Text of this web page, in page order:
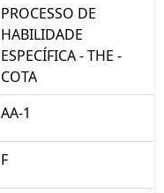
PROCESSO DE
HABILIDADE
ESPECÍFICA - THE -
COTA
AA-1
F